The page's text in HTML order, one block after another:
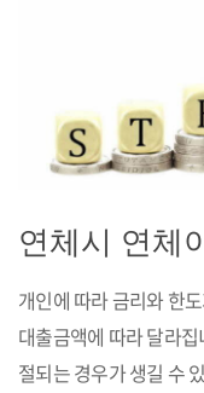
연체시 연체
개인에 따라 금리와 한
대출금액에 따라 달라
절되는 경우가 생길 수